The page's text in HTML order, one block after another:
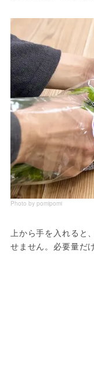
Photo by pomipomi
上から手を入れると
せません。必要量だ